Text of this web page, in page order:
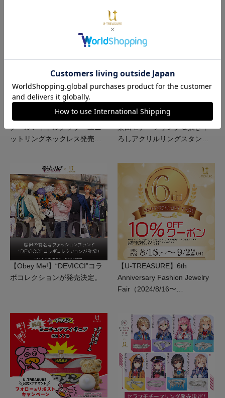
ラブライブ！蓮ノ空女学院ス
クールアイドルクラブ ユニ
ットリングネックレス発売決
【ピアプロキャラクターズ】
楽曲モチーフリング＆描き下
ろしアクリルリングスタンド
【Obey Me!】“DEVICCI”コラ
ボコレクションが発売決定。
【U-TREASURE】6th
Anniversary Fashion Jewelry
Fair（2024/8/16〜